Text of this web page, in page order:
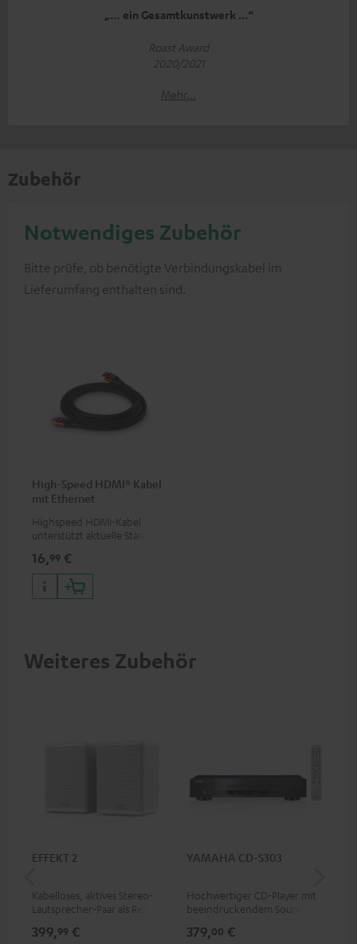
„… ein Gesamtkunstwerk …“
Roast Award
2020/2021
Mehr...
Zubehör
Notwendiges Zubehör
Bitte prüfe, ob benötigte Verbindungskabel im
Lieferumfang enthalten sind.
High-Speed HDMI® Kabel
mit Ethernet
Highspeed HDMI-Kabel
unterstützt aktuelle Standards
16,99 €
Weiteres Zubehör
EFFEKT 2
Kabelloses, aktives Stereo-
Lautsprecher-Paar als Rear-
geeignete Teufel Systeme
399,99 €
YAMAHA CD-S303
Hochwertiger CD-Player mit
beeindruckendem Sound und
379,00 €